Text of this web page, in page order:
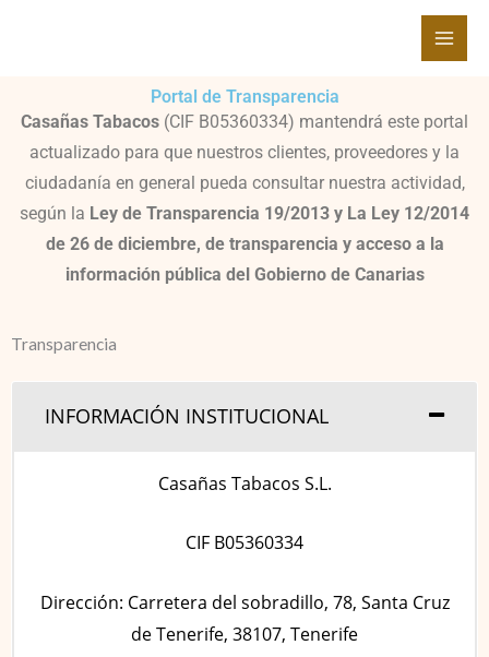
Portal de Transparencia​
Casañas Tabacos (CIF B05360334) mantendrá este portal
actualizado para que nuestros clientes, proveedores y la
ciudadanía en general pueda consultar nuestra actividad,
según la Ley de Transparencia 19/2013 y La Ley 12/2014
de 26 de diciembre, de transparencia y acceso a la
información pública del Gobierno de Canarias
Transparencia
INFORMACIÓN INSTITUCIONAL
Casañas Tabacos S.L.
CIF B05360334
Dirección: Carretera del sobradillo, 78, Santa Cruz
de Tenerife, 38107, Tenerife